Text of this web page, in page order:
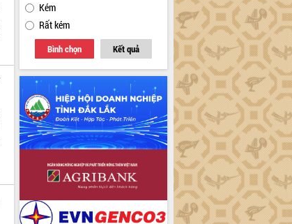
Kém
Rất kém
Bình chọn Kết quả